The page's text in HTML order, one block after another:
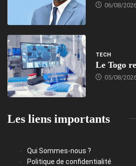
06/08/
TECH
Le Togo
05/08/
Les liens importants
Qui Sommes-nous ?
Politique de confidentialité